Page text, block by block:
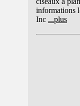
informations
Inc ...plus